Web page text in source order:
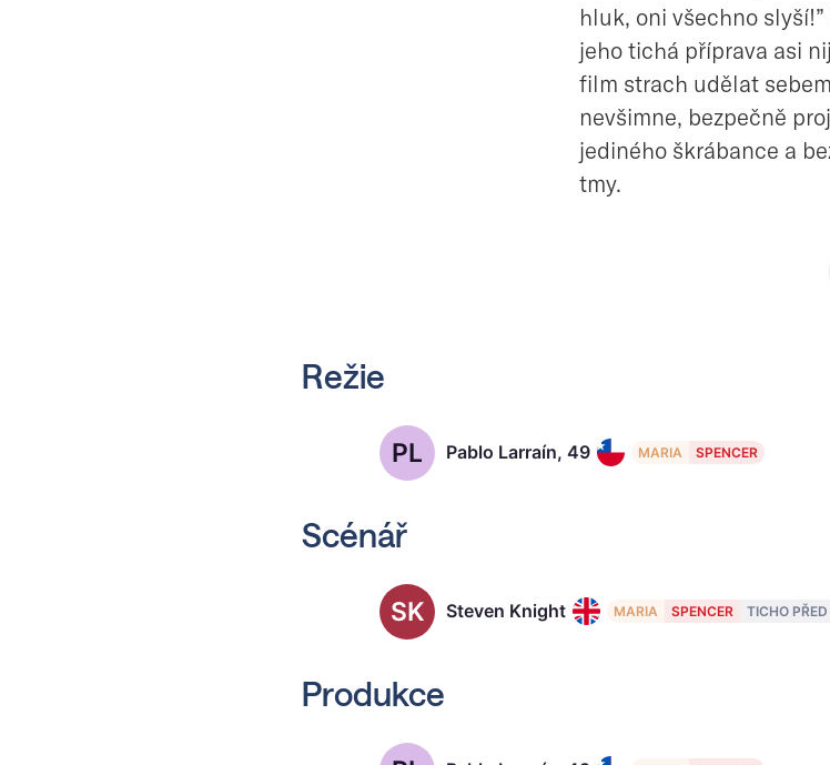
hluk, oni všechno
jeho tichá příprava asi
film strach udělat
nevšimne, bezpečně
jediného škrábance a
tmy.
Režie
PL Pablo Larraín, 49 MARIA SPENCER
Scénář
SK Steven Knight MARIA SPENCER TICHO
Produkce